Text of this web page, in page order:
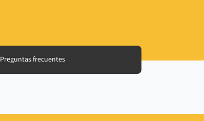
Preguntas frecuentes